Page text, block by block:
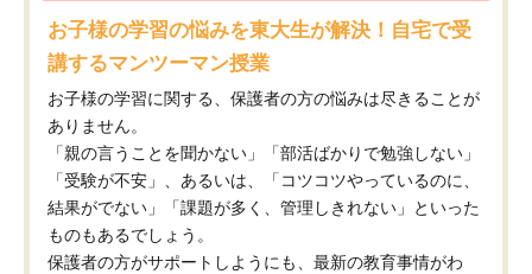
お子様の学習の悩みを東大生が解決！自宅で受
講するマンツーマン授業
お子様の学習に関する、保護者の方の悩みは尽きることが
ありません。
「親の言うことを聞かない」「部活ばかりで勉強しない」
「受験が不安」、あるいは、「コツコツやっているのに、
結果がでない」「課題が多く、管理しきれない」といった
ものもあるでしょう。
保護者の方がサポートしようにも、最新の教育事情がわ